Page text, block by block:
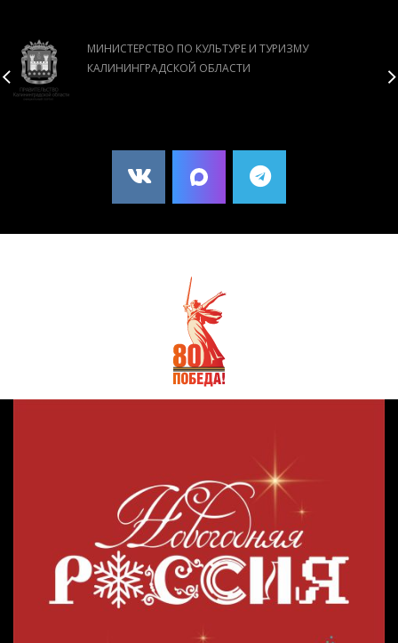
МИНИСТЕРСТВО ПО КУЛЬТУРЕ И ТУРИЗМУ
КАЛИНИНГРАДСКОЙ ОБЛАСТИ